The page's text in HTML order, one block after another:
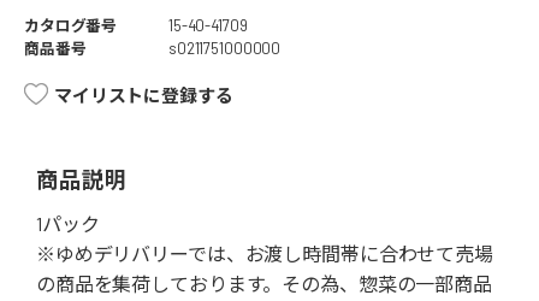
カタログ番号
15-40-41709
商品番号
s0211751000000
マイリストに登録する
商品説明
1パック
※ゆめデリバリーでは、お渡し時間帯に合わせて売場
の商品を集荷しております。その為、惣菜の一部商品